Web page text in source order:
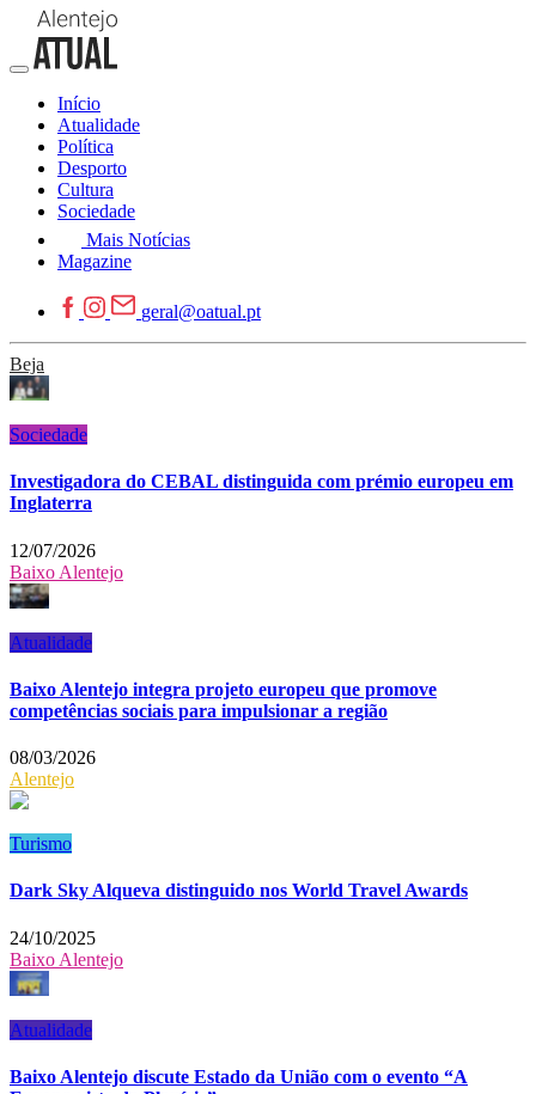
Início
Atualidade
Política
Desporto
Cultura
Sociedade
Mais Notícias
Magazine
geral@oatual.pt
Beja
Sociedade
Investigadora do CEBAL distinguida com prémio europeu em
Inglaterra
12/07/2026
Baixo Alentejo
Atualidade
Baixo Alentejo integra projeto europeu que promove
competências sociais para impulsionar a região
08/03/2026
Alentejo
Turismo
Dark Sky Alqueva distinguido nos World Travel Awards
24/10/2025
Baixo Alentejo
Atualidade
Baixo Alentejo discute Estado da União com o evento “A